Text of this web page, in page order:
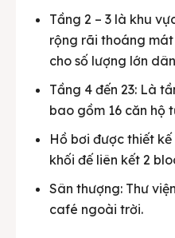
Tầng 2 – 3 là khu
rộng rãi thoáng
cho số lượng lớn
Tầng 4 đến 23: Là
bao gồm 16 căn hộ
Hồ bơi được thiết
khối đế liên kết 2
Sân thượng: Thư
café ngoài trời.